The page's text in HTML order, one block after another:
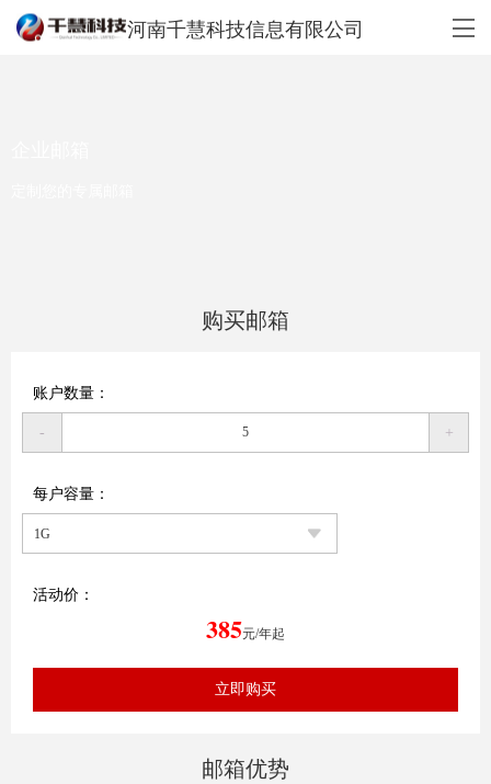
河南千慧科技信息有限公司
购买邮箱
账户数量：
- +
每户容量：
活动价：
385元/年起
邮箱优势